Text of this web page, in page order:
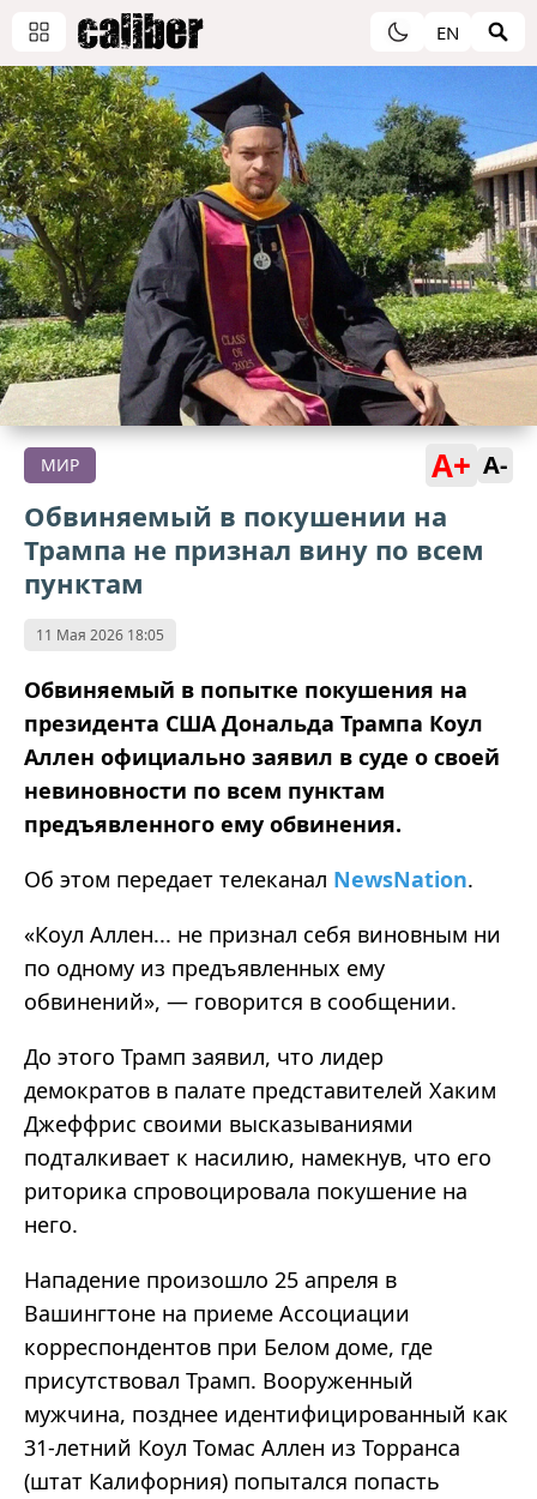
EN
МИР A+ A-
Обвиняемый в покушении на
Трампа не признал вину по всем
пунктам
11 Мая 2026 18:05
Обвиняемый в попытке покушения на
президента США Дональда Трампа Коул
Аллен официально заявил в суде о своей
невиновности по всем пунктам
предъявленного ему обвинения.
Об этом передает телеканал NewsNation.
«Коул Аллен... не признал себя виновным ни
по одному из предъявленных ему
обвинений», — говорится в сообщении.
До этого Трамп заявил, что лидер
демократов в палате представителей Хаким
Джеффрис своими высказываниями
подталкивает к насилию, намекнув, что его
риторика спровоцировала покушение на
него.
Нападение произошло 25 апреля в
Вашингтоне на приеме Ассоциации
корреспондентов при Белом доме, где
присутствовал Трамп. Вооруженный
мужчина, позднее идентифицированный как
31-летний Коул Томас Аллен из Торранса
(штат Калифорния) попытался попасть